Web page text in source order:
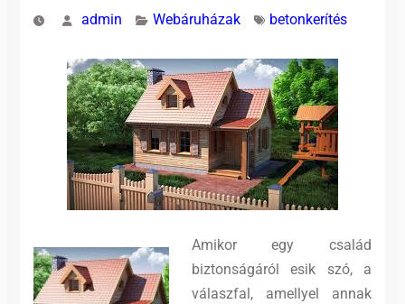
admin Webáruházak betonkerítés
Amikor egy család
biztonságáról esik szó, a
válaszfal, amellyel annak